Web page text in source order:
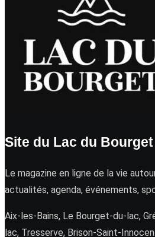
Site du Lac du Bourget
Le magazine en ligne de la vie
actualités, agenda, événements,
Aix-les-Bains, Le Bourget-du-lac,
lac, Tresserve, Brison-Saint-